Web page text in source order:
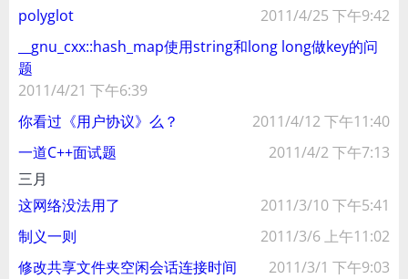
polyglot
2011/4/25 下午9:42
__gnu_cxx::hash_map使用string和long long做key的问
题
2011/4/21 下午6:39
你看过《用户协议》么？
2011/4/12 下午11:40
一道C++面试题
2011/4/2 下午7:13
三月
这网络没法用了
2011/3/10 下午5:41
制义一则
2011/3/6 上午11:02
修改共享文件夹空闲会话连接时间
2011/3/1 下午9:03